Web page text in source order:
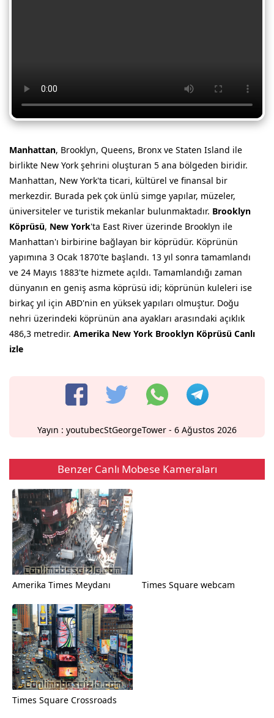
Manhattan, Brooklyn, Queens, Bronx ve Staten Island ile
birlikte New York şehrini oluşturan 5 ana bölgeden biridir.
Manhattan, New York'ta ticari, kültürel ve finansal bir
merkezdir. Burada pek çok ünlü simge yapılar, müzeler,
üniversiteler ve turistik mekanlar bulunmaktadır. Brooklyn
Köprüsü, New York'ta East River üzerinde Brooklyn ile
Manhattan'ı birbirine bağlayan bir köprüdür. Köprünün
yapımına 3 Ocak 1870'te başlandı. 13 yıl sonra tamamlandı
ve 24 Mayıs 1883'te hizmete açıldı. Tamamlandığı zaman
dünyanın en geniş asma köprüsü idi; köprünün kuleleri ise
birkaç yıl için ABD'nin en yüksek yapıları olmuştur. Doğu
nehri üzerindeki köprünün ana ayakları arasındaki açıklık
486,3 metredir. Amerika New York Brooklyn Köprüsü Canlı
izle
Yayın : youtubecStGeorgeTower - 6 Ağustos 2026
Benzer Canlı Mobese Kameraları
Amerika Times Meydanı Times Square webcam
Times Square Crossroads